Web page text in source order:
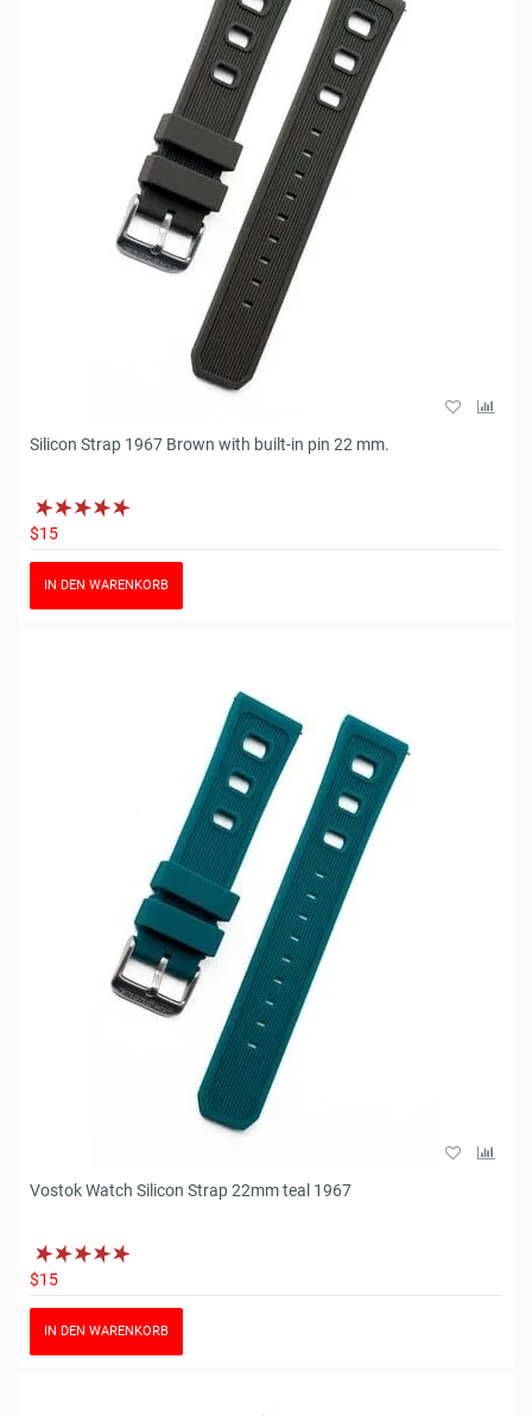
Silicon Strap 1967 Brown with built-in pin 22 mm.
$15
IN DEN WARENKORB
Vostok Watch Silicon Strap 22mm teal 1967
$15
IN DEN WARENKORB